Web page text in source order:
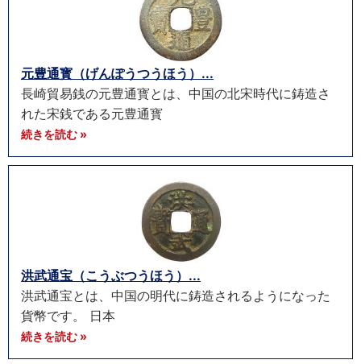
元豊通寳（げんぽうつうほう）...
長崎貿易銭の元豊通寳とは、中国の北宋時代に鋳造さ
れた宋銭である元豊通寳
続きを読む »
洪武通宝（こうぶつうほう）...
洪武通宝とは、中国の明代に鋳造されるようになった
貨幣です。 日本
続きを読む »